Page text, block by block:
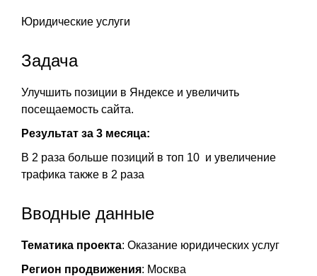
Юридические услуги
Задача
Улучшить позиции в Яндексе и увеличить
посещаемость сайта.
Результат за 3 месяца:
В 2 раза больше позиций в топ 10 и увеличение
трафика также в 2 раза
Вводные данные
Тематика проекта: Оказание юридических услуг
Регион продвижения: Москва